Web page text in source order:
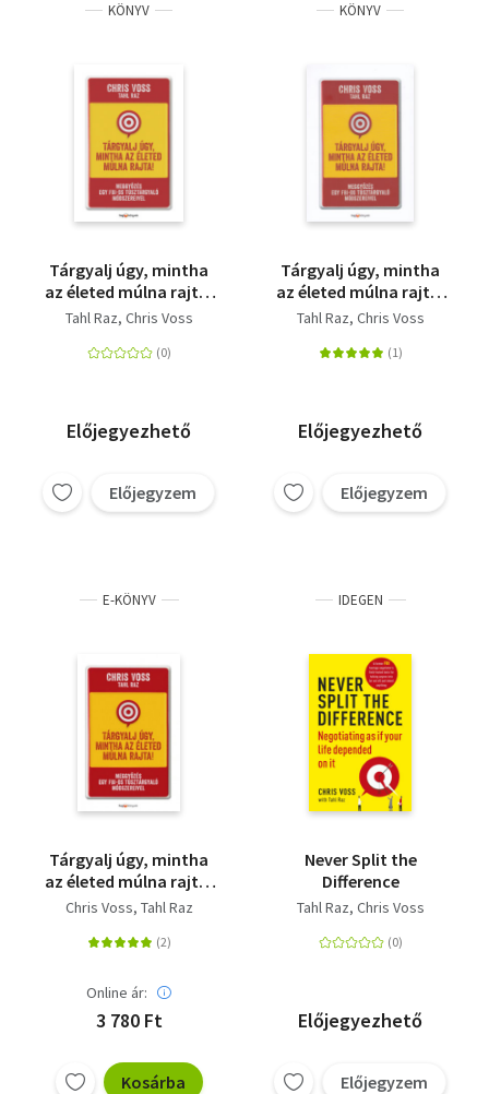
Tankönyv, segédkönyv
Természettudomány
Történelem
KÖNYV
Tárgyalj úgy, mintha
az életed múlna rajta!
- kemény kötés -
túsztárgyaló
Tahl Raz Chris Voss
Előjegyezhető
Előjegyzem
KÖNYV
Tárgyalj úgy, mintha
az életed múlna rajta!
- puha kötés -
túsztárgyaló
Tahl Raz Chris Voss
Előjegyezhető
Előjegyzem
E-KÖNYV
Tárgyalj úgy, mintha
az életed múlna rajta!
- Meggyőzés egy FBI-os
módszereivel
Chris Voss Tahl Raz
Online ár:
3 780 Ft
Kosárba
IDEGEN
Never Split the
Difference
Tahl Raz Chris Voss
Előjegyezhető
Előjegyzem